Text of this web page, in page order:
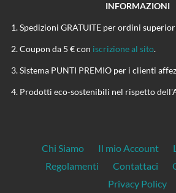
INFORMAZIONI
Spedizioni GRATUITE per ordini
Coupon da 5 € con iscrizione al sito.
Sistema PUNTI PREMIO per i clienti
Prodotti eco-sostenibili nel rispetto
Chi Siamo Il mio Account
Regolamenti
Contattaci
Privacy Policy